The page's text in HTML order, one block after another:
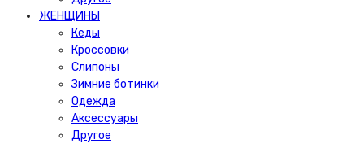
ЖЕНЩИНЫ
Кеды
Кроссовки
Слипоны
Зимние ботинки
Одежда
Аксессуары
Другое